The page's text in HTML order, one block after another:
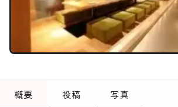
お知らせ
トップ
概要 投稿 写真